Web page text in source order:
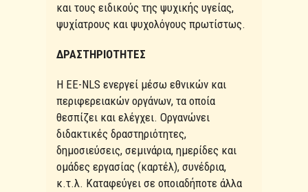
και τους ειδικούς της ψυχικής υγείας,
ψυχίατρους και ψυχολόγους πρωτίστως.
ΔΡΑΣΤΗΡΙΟΤΗΤΕΣ
Η ΕΕ-NLS ενεργεί μέσω εθνικών και
περιφερειακών οργάνων, τα οποία
θεσπίζει και ελέγχει. Οργανώνει
διδακτικές δραστηριότητες,
δημοσιεύσεις, σεμινάρια, ημερίδες και
ομάδες εργασίας (καρτέλ), συνέδρια,
κ.τ.λ. Καταφεύγει σε οποιαδήποτε άλλα